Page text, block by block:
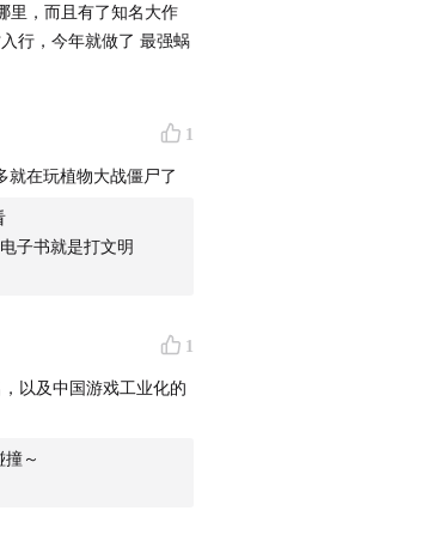
？/ 好莱坞片场制 /
role-playing游戏）
流程/ Pawel
> 插画经验分享》
》
托马斯在游戏葡萄
，因对许多头脑而
的专门化世界中，真
里，而且有了知名大作
今年就做了 最强蜗
1
就在玩植物大战僵尸了
子书就是打文明
1
以及中国游戏工业化的
～